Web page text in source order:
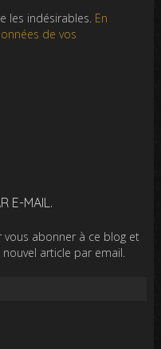
les indésirables. En
de vos
E-MAIL.
vous abonner à ce blog et
article par email.